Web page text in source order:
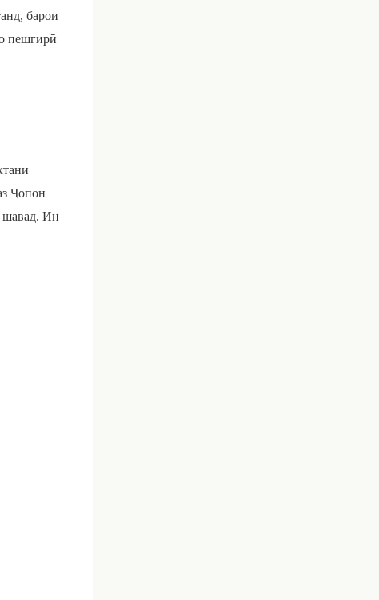
барои
пешгирӣ
Ҷопон
шавад. Ин